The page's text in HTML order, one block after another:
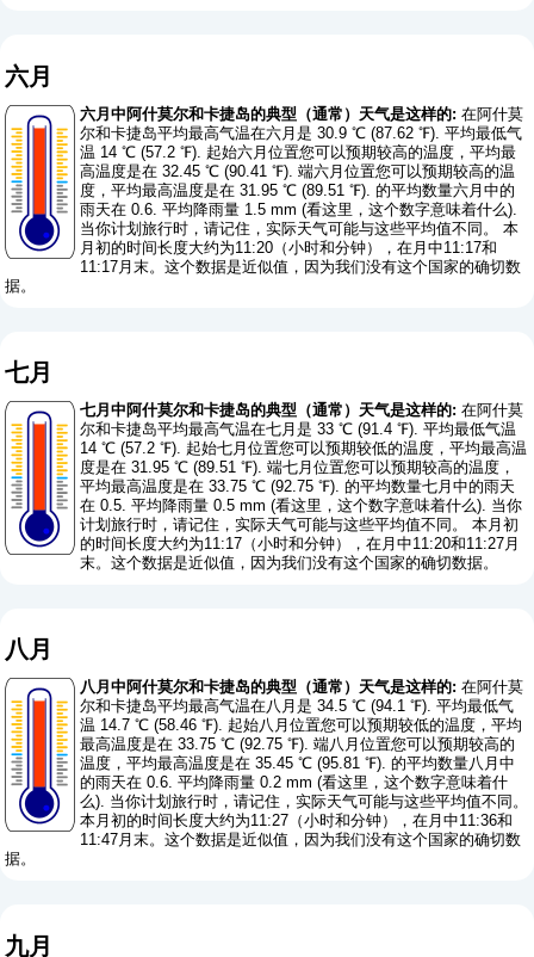
六月
六月中阿什莫尔和卡捷岛的典型（通常）天气是这样的: 在阿什莫
尔和卡捷岛平均最高气温在六月是 30.9 ℃ (87.62 ℉). 平均最低气
温 14 ℃ (57.2 ℉). 起始六月位置您可以预期较高的温度，平均最
高温度是在 32.45 ℃ (90.41 ℉). 端六月位置您可以预期较高的温
度，平均最高温度是在 31.95 ℃ (89.51 ℉). 的平均数量六月中的
雨天在 0.6. 平均降雨量 1.5 mm (看这里，这个数字意味着什么).
当你计划旅行时，请记住，实际天气可能与这些平均值不同。 本
月初的时间长度大约为11:20（小时和分钟），在月中11:17和
11:17月末。这个数据是近似值，因为我们没有这个国家的确切数
据。
七月
七月中阿什莫尔和卡捷岛的典型（通常）天气是这样的: 在阿什莫
尔和卡捷岛平均最高气温在七月是 33 ℃ (91.4 ℉). 平均最低气温
14 ℃ (57.2 ℉). 起始七月位置您可以预期较低的温度，平均最高温
度是在 31.95 ℃ (89.51 ℉). 端七月位置您可以预期较高的温度，
平均最高温度是在 33.75 ℃ (92.75 ℉). 的平均数量七月中的雨天
在 0.5. 平均降雨量 0.5 mm (看这里，这个数字意味着什么). 当你
计划旅行时，请记住，实际天气可能与这些平均值不同。 本月初
的时间长度大约为11:17（小时和分钟），在月中11:20和11:27月
末。这个数据是近似值，因为我们没有这个国家的确切数据。
八月
八月中阿什莫尔和卡捷岛的典型（通常）天气是这样的: 在阿什莫
尔和卡捷岛平均最高气温在八月是 34.5 ℃ (94.1 ℉). 平均最低气
温 14.7 ℃ (58.46 ℉). 起始八月位置您可以预期较低的温度，平均
最高温度是在 33.75 ℃ (92.75 ℉). 端八月位置您可以预期较高的
温度，平均最高温度是在 35.45 ℃ (95.81 ℉). 的平均数量八月中
的雨天在 0.6. 平均降雨量 0.2 mm (看这里，这个数字意味着什
么). 当你计划旅行时，请记住，实际天气可能与这些平均值不同。
本月初的时间长度大约为11:27（小时和分钟），在月中11:36和
11:47月末。这个数据是近似值，因为我们没有这个国家的确切数
据。
九月